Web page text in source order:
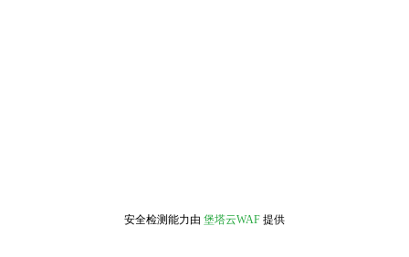
安全检测能力由 堡塔云WAF 提供